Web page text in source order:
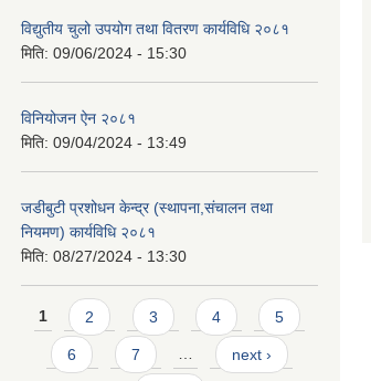
विद्युतीय चुलो उपयोग तथा वितरण कार्यविधि २०८१
मिति: 09/06/2024 - 15:30
विनियोजन ऐन २०८१
मिति: 09/04/2024 - 13:49
जडीबुटी प्रशोधन केन्द्र (स्थापना,संचालन तथा
नियमण) कार्यविधि २०८१
मिति: 08/27/2024 - 13:30
Pages
1 2 3 4 5
6 7 … next ›